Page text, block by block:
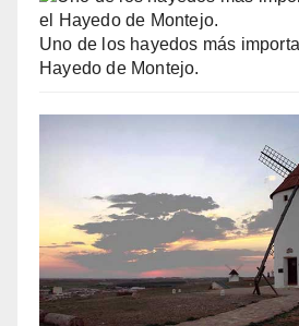
Uno de los hayedos más
Hayedo de Montejo.